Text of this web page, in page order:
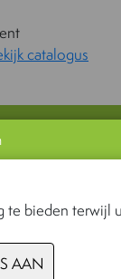
catalogus
bieden terwijl